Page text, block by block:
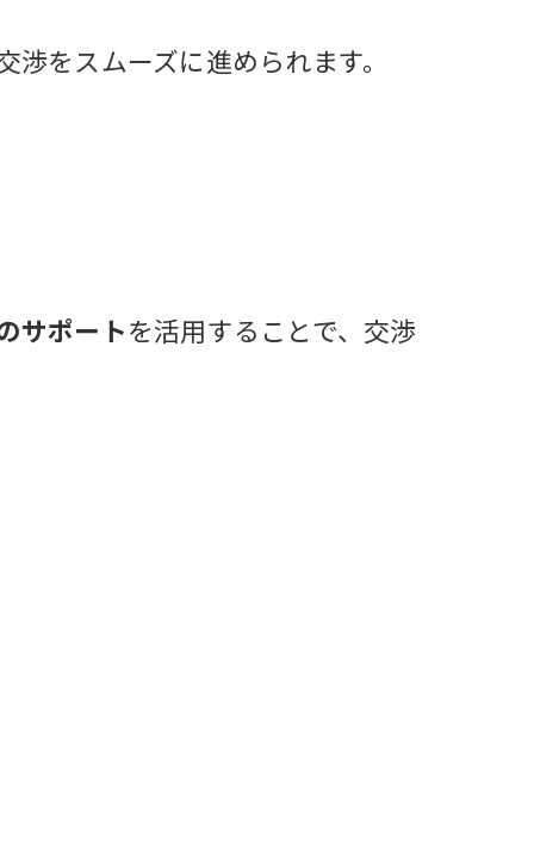
をスムーズに進められます。
サポートを活用することで、交渉